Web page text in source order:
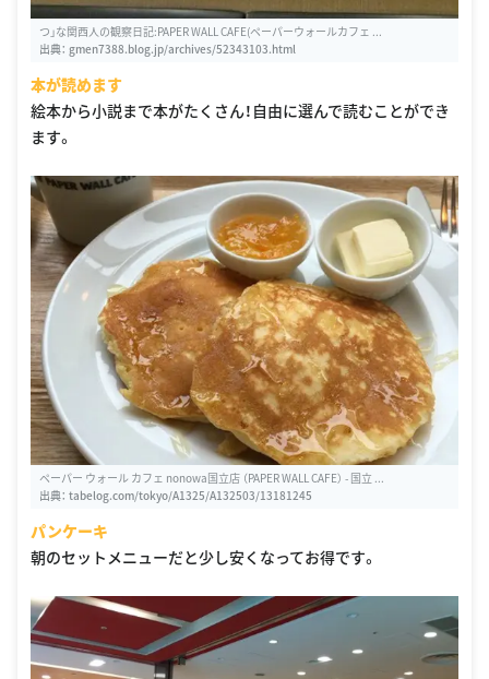
つ」な関西人の観察日記:PAPER WALL CAFE(ペーパーウォールカフェ ...
出典： gmen7388.blog.jp/archives/52343103.html
本が読めます
絵本から小説まで本がたくさん！自由に選んで読むことができ
ます。
ペーパー ウォール カフェ nonowa国立店 （PAPER WALL CAFE） - 国立 ...
出典： tabelog.com/tokyo/A1325/A132503/13181245
パンケーキ
朝のセットメニューだと少し安くなってお得です。